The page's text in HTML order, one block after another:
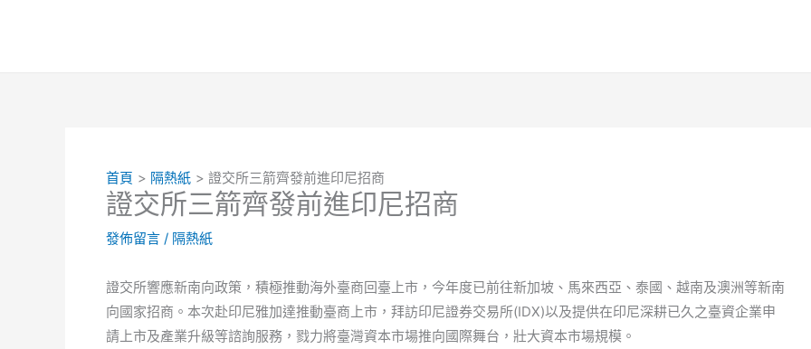
首頁 隔熱紙 證交所三箭齊發前進印尼招商
證交所三箭齊發前進印尼招商
發佈留言 / 隔熱紙
證交所響應新南向政策，積極推動海外臺商回臺上市，今年度已前往新加坡、馬來西亞、泰國、越南及澳洲等新南
向國家招商。本次赴印尼雅加達推動臺商上市，拜訪印尼證券交易所(IDX)以及提供在印尼深耕已久之臺資企業申
請上市及產業升級等諮詢服務，戮力將臺灣資本市場推向國際舞台，壯大資本市場規模。